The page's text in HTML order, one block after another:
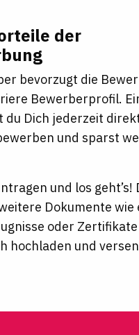
der
bevorzugt die
Bewerberprofil.
du Dich jederzeit
und sparst
und los geht’s!
Dokumente wie
oder
hochladen und